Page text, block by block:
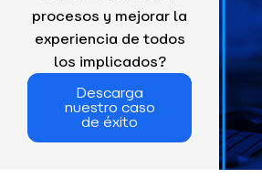
procesos y mejorar la
experiencia de todos
los implicados?
Descarga
nuestro caso
de éxito